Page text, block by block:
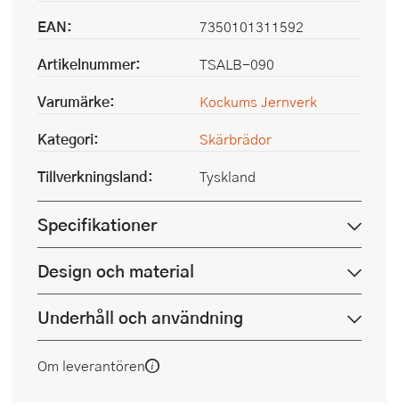
EAN:
7350101311592
Artikelnummer:
TSALB-090
Varumärke:
Kockums Jernverk
Kategori:
Skärbrädor
Tillverkningsland:
Tyskland
Specifikationer
Design och material
Underhåll och användning
Om leverantören